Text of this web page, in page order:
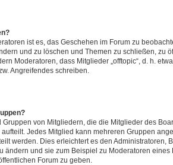
ist es, das Geschehen im Forum zu
und zu löschen und Themen zu schließen, zu
Moderatoren, dass Mitglieder „offtopic“, d. h.
Angreifendes schreiben.
Gruppen von Mitgliedern, die die Mitglieder des
Jedes Mitglied kann mehreren Gruppen
werden. Dies erleichtert es den Administratoren,
ändern und sie zum Beispiel zu Moderatoren
Forum zu geben.